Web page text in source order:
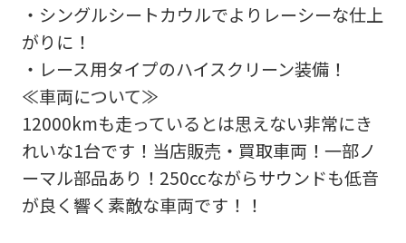
・シングルシートカウルでよりレーシーな仕上
がりに！
・レース用タイプのハイスクリーン装備！
≪車両について≫
12000kmも走っているとは思えない非常にき
れいな1台です！当店販売・買取車両！一部ノ
ーマル部品あり！250ccながらサウンドも低音
が良く響く素敵な車両です！！